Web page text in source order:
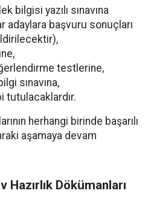
bilgisi yazılı sınavına
adaylara başvuru sonuçları
testlerine,
sınavına,
tutulacaklardır.
herhangi birinde başarılı
aşamaya devam
Hazırlık Dökümanları